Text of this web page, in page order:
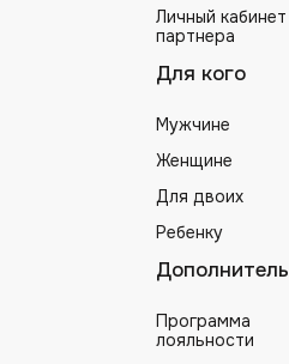
Личный кабинет
партнера
Для кого
Мужчине
Женщине
Для двоих
Ребенку
Программа
лояльности